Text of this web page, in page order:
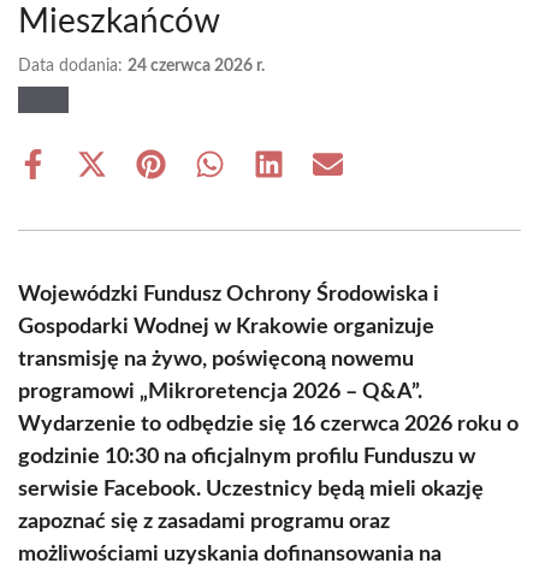
Mieszkańców
Data dodania: 24 czerwca 2026 r.
Share
Share
(Twitter)
Share Share Share Share
Wojewódzki Fundusz Ochrony Środowiska i
Gospodarki Wodnej w Krakowie organizuje
transmisję na żywo, poświęconą nowemu
programowi „Mikroretencja 2026 – Q&A”.
Wydarzenie to odbędzie się 16 czerwca 2026 roku o
godzinie 10:30 na oficjalnym profilu Funduszu w
serwisie Facebook. Uczestnicy będą mieli okazję
zapoznać się z zasadami programu oraz
możliwościami uzyskania dofinansowania na